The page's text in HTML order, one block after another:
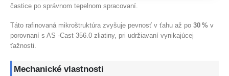
častice po správnom tepelnom spracovaní.
Táto rafinovaná mikroštruktúra zvyšuje pevnosť v ťahu až po 30 % v
porovnaní s AS -Cast 356.0 zliatiny, pri udržiavaní vynikajúcej
ťažnosti.
Mechanické vlastnosti